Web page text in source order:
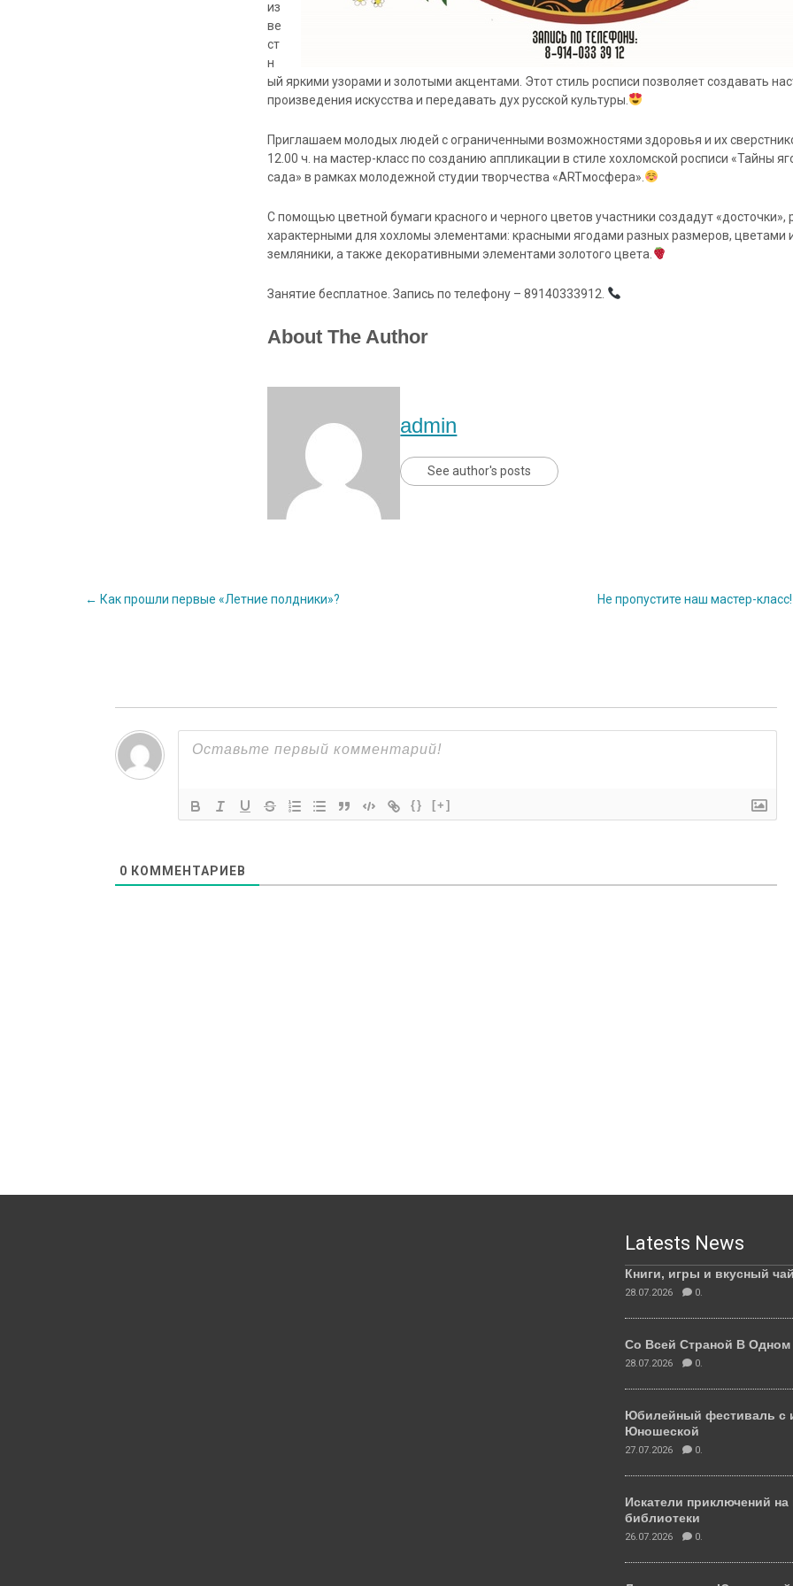
из
ве
ст
н
ый яркими узорами и золотыми акцентами. Этот стиль росписи позволяет создавать
произведения искусства и передавать дух русской культуры.
Приглашаем молодых людей с ограниченными возможностями здоровья и их
12.00 ч. на мастер-класс по созданию аппликации в стиле хохломской росписи «Тайны
сада» в рамках молодежной студии творчества «ARTмосфера».
С помощью цветной бумаги красного и черного цветов участники создадут «досточки»,
характерными для хохломы элементами: красными ягодами разных размеров, цветами
земляники, а также декоративными элементами золотого цвета.
Занятие бесплатное. Запись по телефону – 89140333912.
About The Author
admin
See author's posts
Post
← Как прошли первые «Летние полдники»? Не пропустите наш мастер-
{} [+]
0 КОММЕНТАРИЕВ
Latests News
Книги, игры и вкусный
28.07.2026 0.
Со Всей Страной В
28.07.2026 0.
Юбилейный фестиваль с
Юношеской
27.07.2026 0.
Искатели приключений на
библиотеки
26.07.2026 0.